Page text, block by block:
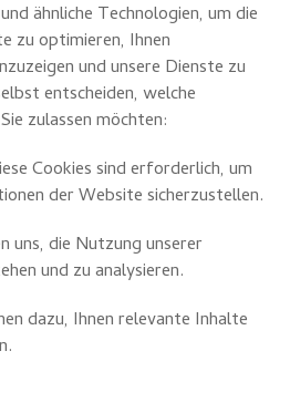
ähnliche Technologien, um die
zu optimieren, Ihnen
und unsere Dienste zu
entscheiden, welche
zulassen möchten:
Cookies sind erforderlich, um
der Website sicherzustellen.
die Nutzung unserer
und zu analysieren.
dazu, Ihnen relevante Inhalte
für Graphik und Buchkunst,
Leipzig
Galerie oqbo, Berlin“